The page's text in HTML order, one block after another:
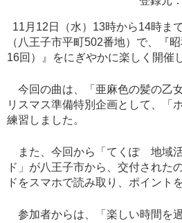
11月12日（水）13時から14時ま
（八王子市平町502番地）で、『
16回）』をにぎやかに楽しく開催
今回の曲は、「亜麻色の髪の乙
リスマス準備特別企画として、「
練習しました。
また、今回から「てくぽ 地域
ド」が八王子市から、交付された
ドをスマホで読み取り、ポイント
参加者からは、「楽しい時間を